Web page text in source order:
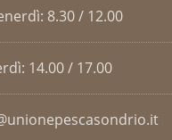
8.30 / 12.00
14.00 / 17.00